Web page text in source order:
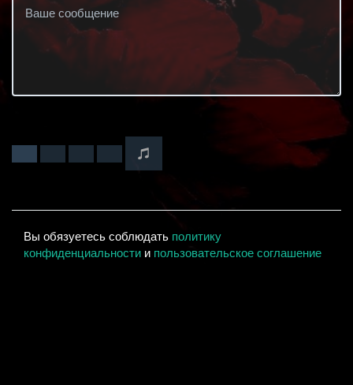
Вы обязуетесь соблюдать политику
конфиденциальности и пользовательское соглашение